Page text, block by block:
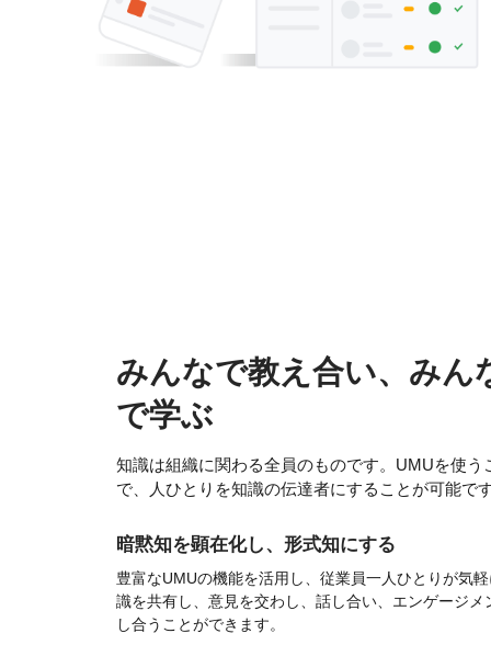
みんなで教え合い、みん
で学ぶ
知識は組織に関わる全員のものです。UMUを使う
で、人ひとりを知識の伝達者にすることが可能で
暗黙知を顕在化し、形式知にする
豊富なUMUの機能を活用し、従業員一人ひとりが気
識を共有し、意見を交わし、話し合い、エンゲージメ
し合うことができます。